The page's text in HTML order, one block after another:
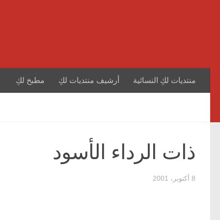
منتديات لكِ النسائية أرشيف منتديات لكِ مطبخ لكِ
ذات الرداء الأسود
8 أكتوبر، 2001